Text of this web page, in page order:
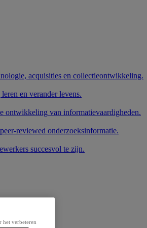
acquisities en collectieontwikkeling.
en verander levens.
ontwikkeling van informatievaardigheden.
reviewed onderzoeksinformatie.
succesvol te zijn.
het verbeteren